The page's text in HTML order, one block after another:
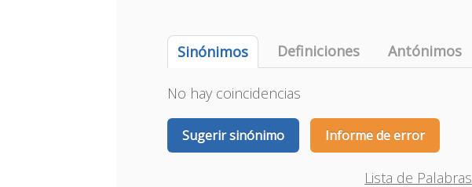
Sinónimos Definiciones Antónimos
No hay coincidencias
Sugerir sinónimo Informe de error
Lista de Palabras